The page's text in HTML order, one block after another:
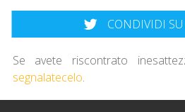
CONDIVIDI SU
Se avete riscontrato
segnalatecelo.